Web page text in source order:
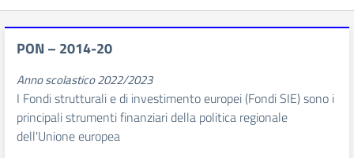
PON – 2014-20
Anno scolastico 2022/2023
I Fondi strutturali e di investimento europei (Fondi SIE) sono i
principali strumenti finanziari della politica regionale
dell'Unione europea